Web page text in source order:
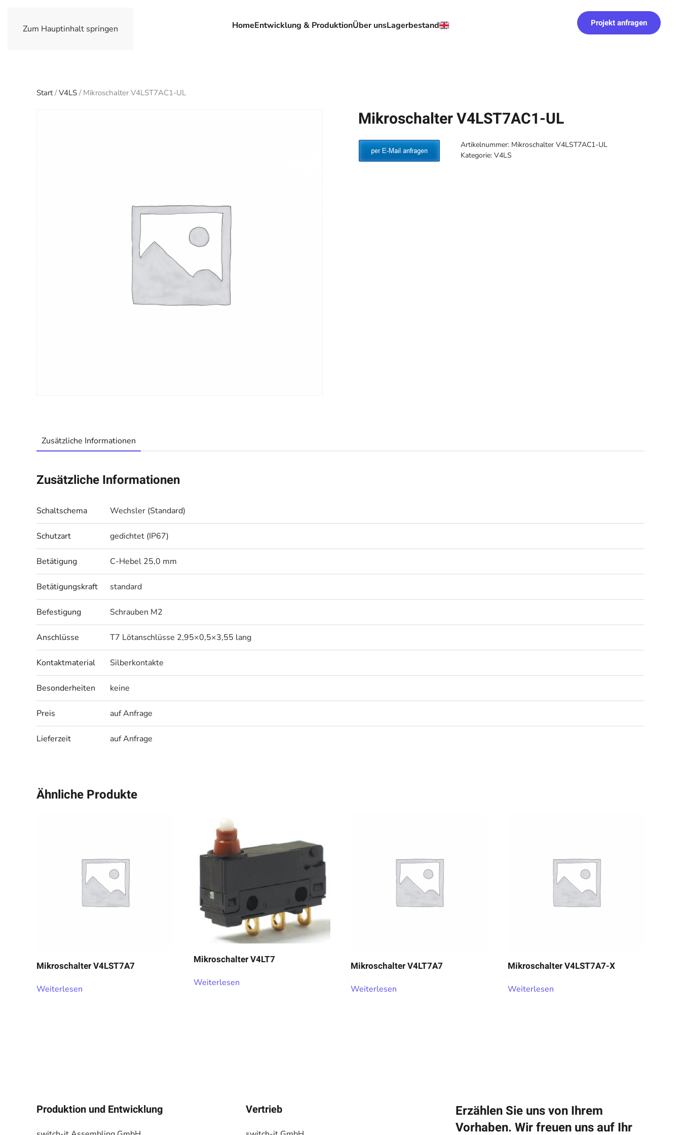
Zum Hauptinhalt springen HomeEntwicklung & ProduktionÜber unsLagerbestand Projekt anfragen
Start/V4LS / Mikroschalter V4LST7AC1-UL
Mikroschalter V4LST7AC1-UL
Artikelnummer: Mikroschalter V4LST7AC1-UL
Kategorie: V4LS
Zusätzliche Informationen
Zusätzliche Informationen
Schaltschema Wechsler (Standard)
Schutzart gedichtet (IP67)
Betätigung C-Hebel 25,0 mm
Betätigungskraft standard
Befestigung Schrauben M2
Anschlüsse T7 Lötanschlüsse 2,95×0,5×3,55 lang
Kontaktmaterial Silberkontakte
Besonderheiten keine
Preis auf Anfrage
Lieferzeit auf Anfrage
Ähnliche Produkte
Mikroschalter V4LST7A7
Weiterlesen
Mikroschalter V4LT7
Weiterlesen
Mikroschalter V4LT7A7
Weiterlesen
Mikroschalter V4LST7A7-X
Weiterlesen
Produktion und Entwicklung Vertrieb
Erzählen Sie uns von Ihrem
Vorhaben. Wir freuen uns auf Ihr